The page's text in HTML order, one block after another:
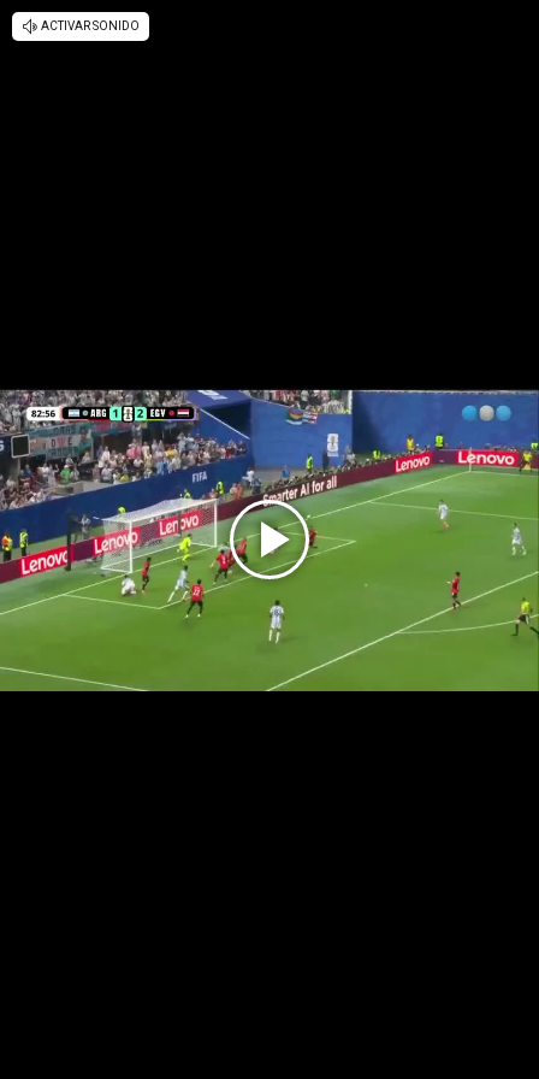
Play
Video
ACTIVAR SONIDO